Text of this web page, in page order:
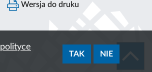
polityce
TAK NIE
Wersja do druku